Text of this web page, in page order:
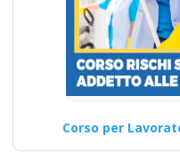
Corso per